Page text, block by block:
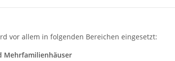
vor allem in folgenden Bereichen eingesetzt:
Mehrfamilienhäuser